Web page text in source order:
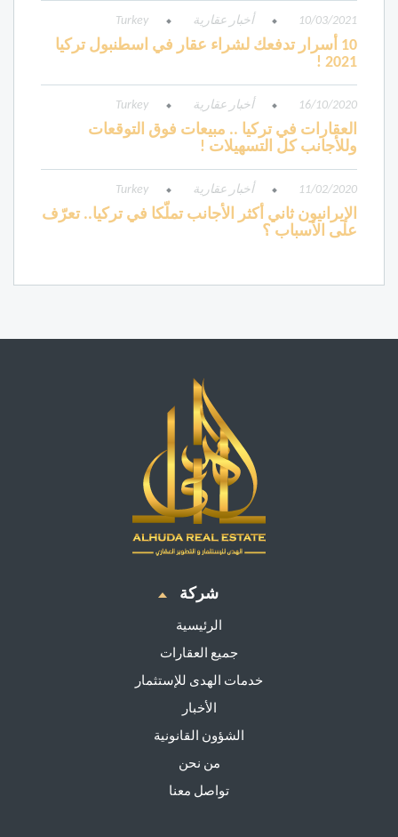
10/03/2021 أخبار عقارية Turkey
10 أسرار تدفعك لشراء عقار في اسطنبول تركيا
2021 !
16/10/2020 أخبار عقارية Turkey
العقارات في تركيا .. مبيعات فوق التوقعات
وللأجانب كل التسهيلات !
11/02/2020 أخبار عقارية Turkey
الإيرانيون ثاني أكثر الأجانب تملّكا في تركيا.. تعرّف
على الأسباب ؟
شركة
الرئيسية
جميع العقارات
خدمات الهدى للإستثمار
الأخبار
الشؤون القانونية
من نحن
تواصل معنا